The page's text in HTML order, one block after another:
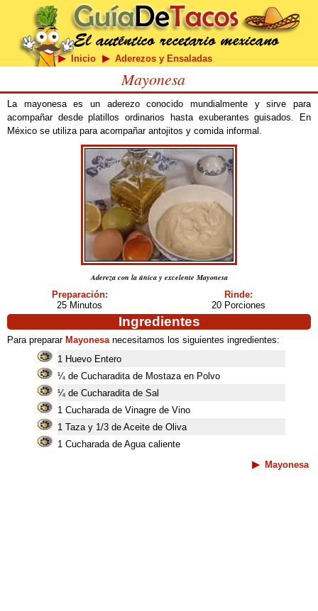
Inicio Aderezos y Ensaladas
Mayonesa
La mayonesa es un aderezo conocido mundialmente y sirve para
acompañar desde platillos ordinarios hasta exuberantes guisados. En
México se utiliza para acompañar antojitos y comida informal.
Adereza con la única y excelente Mayonesa
Preparación:
25 Minutos
Rinde:
20 Porciones
Ingredientes
Para preparar Mayonesanecesitamos los siguientes ingredientes:
1 Huevo Entero
¼ de Cucharadita de Mostaza en Polvo
¼ de Cucharadita de Sal
1 Cucharada de Vinagre de Vino
1 Taza y 1/3 de Aceite de Oliva
1 Cucharada de Agua caliente
Mayonesa